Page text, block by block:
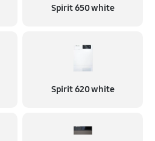
Spirit 650 white
Spirit 620 white